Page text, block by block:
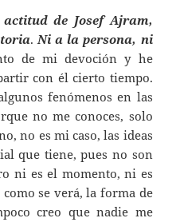
de Josef Ajram,
.Ni a la persona, ni
de mi devoción y he
con él cierto tiempo.
fenómenos en las
no me conoces, solo
no es mi caso, las ideas
que tiene, pues no son
ni es el momento, ni es
se verá, la forma de
creo que nadie me